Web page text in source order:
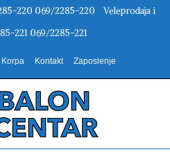
220 069/2285-220 Veleprodaja i
221 069/2285-221
Korpa Kontakt Zaposlenje